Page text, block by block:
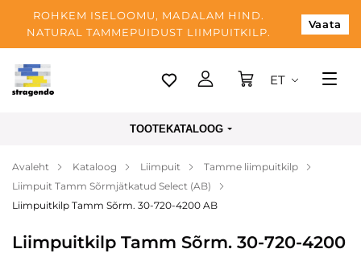
ROHKEM ISELOOMU, MADALAM HIND.
NATURAL TAMMEPUIDUST LIIMPUITKILP.
Vaata
Tallinn
Makse
Meist
ET
TOOTEKATALOOG
Avaleht Kataloog Liimpuit
Tamme liimpuitkilp
Liimpuit Tamm Sõrmjätkatud Select (AB)
Liimpuitkilp Tamm Sõrm. 30-720-4200 AB
Liimpuitkilp Tamm Sõrm. 30-720-4200